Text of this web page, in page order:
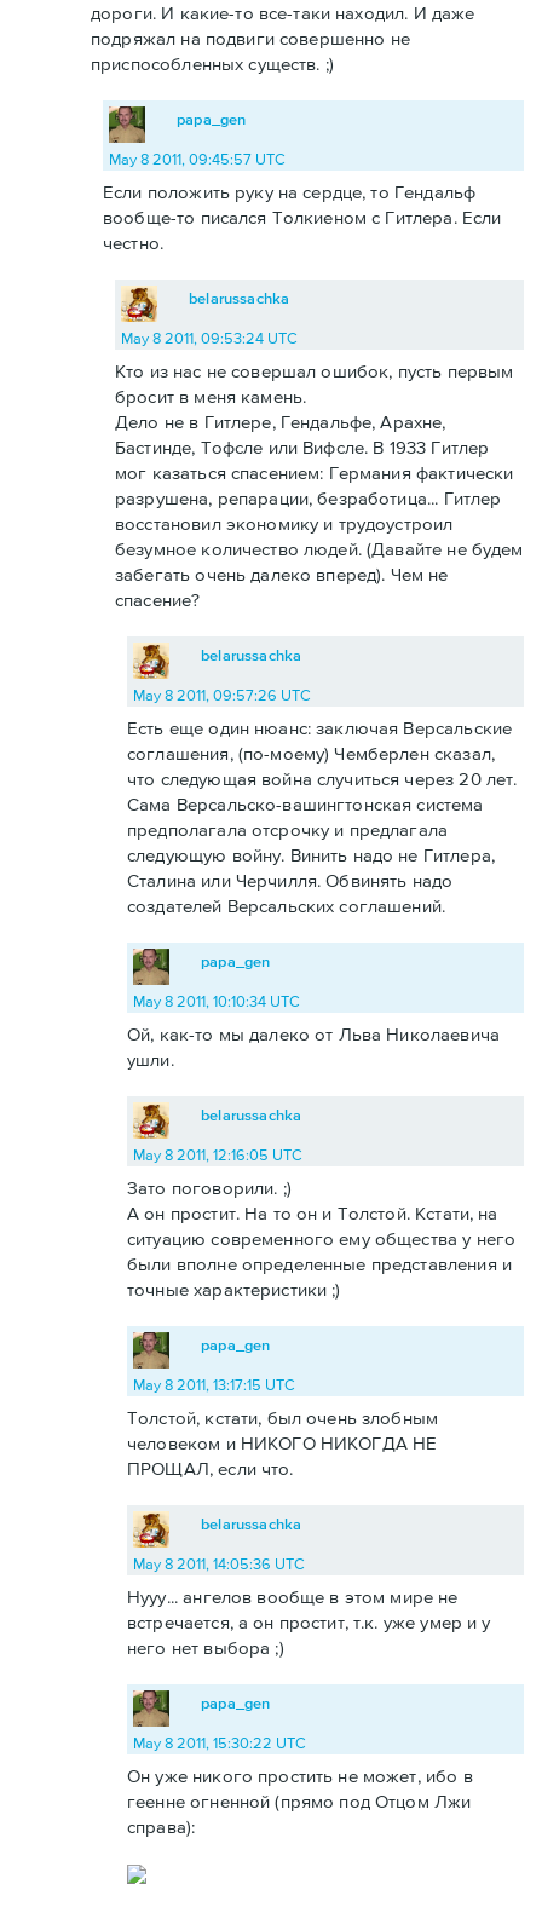
дороги. И какие-то все-таки находил. И даже
подряжал на подвиги совершенно не
приспособленных существ. ;)
papa_gen
May 8 2011, 09:45:57 UTC
Если положить руку на сердце, то Гендальф
вообще-то писался Толкиеном с Гитлера. Если
честно.
belarussachka
May 8 2011, 09:53:24 UTC
Кто из нас не совершал ошибок, пусть первым
бросит в меня камень.
Дело не в Гитлере, Гендальфе, Арахне,
Бастинде, Тофсле или Вифсле. В 1933 Гитлер
мог казаться спасением: Германия фактически
разрушена, репарации, безработица... Гитлер
восстановил экономику и трудоустроил
безумное количество людей. (Давайте не будем
забегать очень далеко вперед). Чем не
спасение?
belarussachka
May 8 2011, 09:57:26 UTC
Есть еще один нюанс: заключая Версальские
соглашения, (по-моему) Чемберлен сказал,
что следующая война случиться через 20 лет.
Сама Версальско-вашингтонская система
предполагала отсрочку и предлагала
следующую войну. Винить надо не Гитлера,
Сталина или Черчилля. Обвинять надо
создателей Версальских соглашений.
papa_gen
May 8 2011, 10:10:34 UTC
Ой, как-то мы далеко от Льва Николаевича
ушли.
belarussachka
May 8 2011, 12:16:05 UTC
Зато поговорили. ;)
А он простит. На то он и Толстой. Кстати, на
ситуацию современного ему общества у него
были вполне определенные представления и
точные характеристики ;)
papa_gen
May 8 2011, 13:17:15 UTC
Толстой, кстати, был очень злобным
человеком и НИКОГО НИКОГДА НЕ
ПРОЩАЛ, если что.
belarussachka
May 8 2011, 14:05:36 UTC
Нууу... ангелов вообще в этом мире не
встречается, а он простит, т.к. уже умер и у
него нет выбора ;)
papa_gen
May 8 2011, 15:30:22 UTC
Он уже никого простить не может, ибо в
геенне огненной (прямо под Отцом Лжи
справа):